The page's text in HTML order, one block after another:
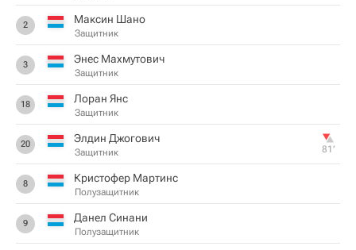
2 Максин Шано
Защитник
3 Энес Махмутович
Защитник
18 Лоран Янс
Защитник
20 Элдин Джогович
Защитник 81‎’‎
8 Кристофер Мартинс
Полузащитник
9 Данел Синани
Полузащитник